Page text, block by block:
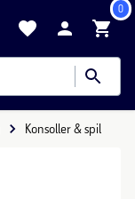
0
Konsoller & spil